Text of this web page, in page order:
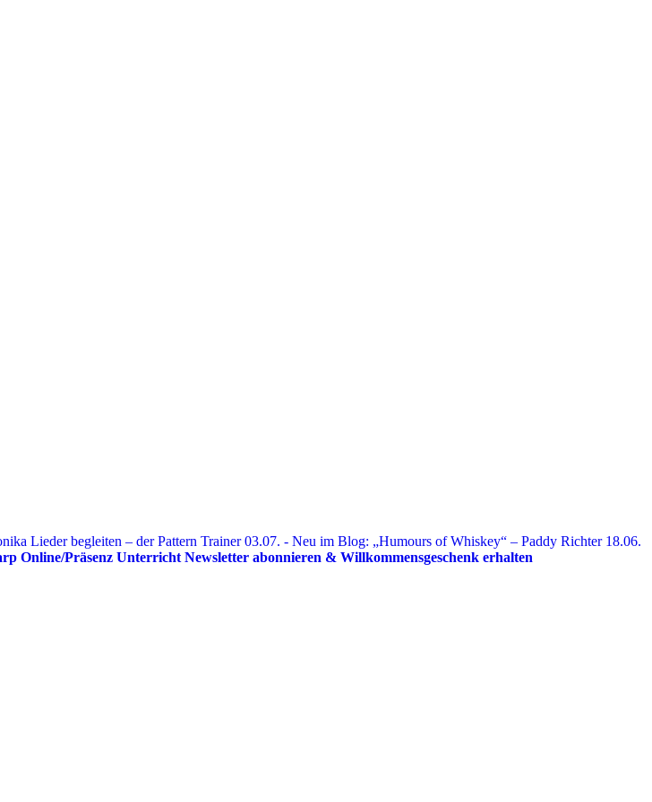
Lieder begleiten – der Pattern Trainer 03.07. - Neu im Blog: „Humours of Whiskey“ – Paddy Richter 18.06.
Online/Präsenz Unterricht Newsletter abonnieren & Willkommensgeschenk erhalten